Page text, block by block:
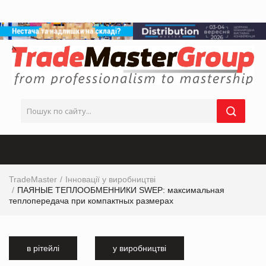
TradeMaster
Інновації у виробництві
ПАЯНЫЕ ТЕПЛООБМЕННИКИ SWEP: максимальная
теплопередача при компактных размерах
в рітейлі у виробництві